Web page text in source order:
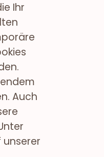
Ihr
Auch
unserer